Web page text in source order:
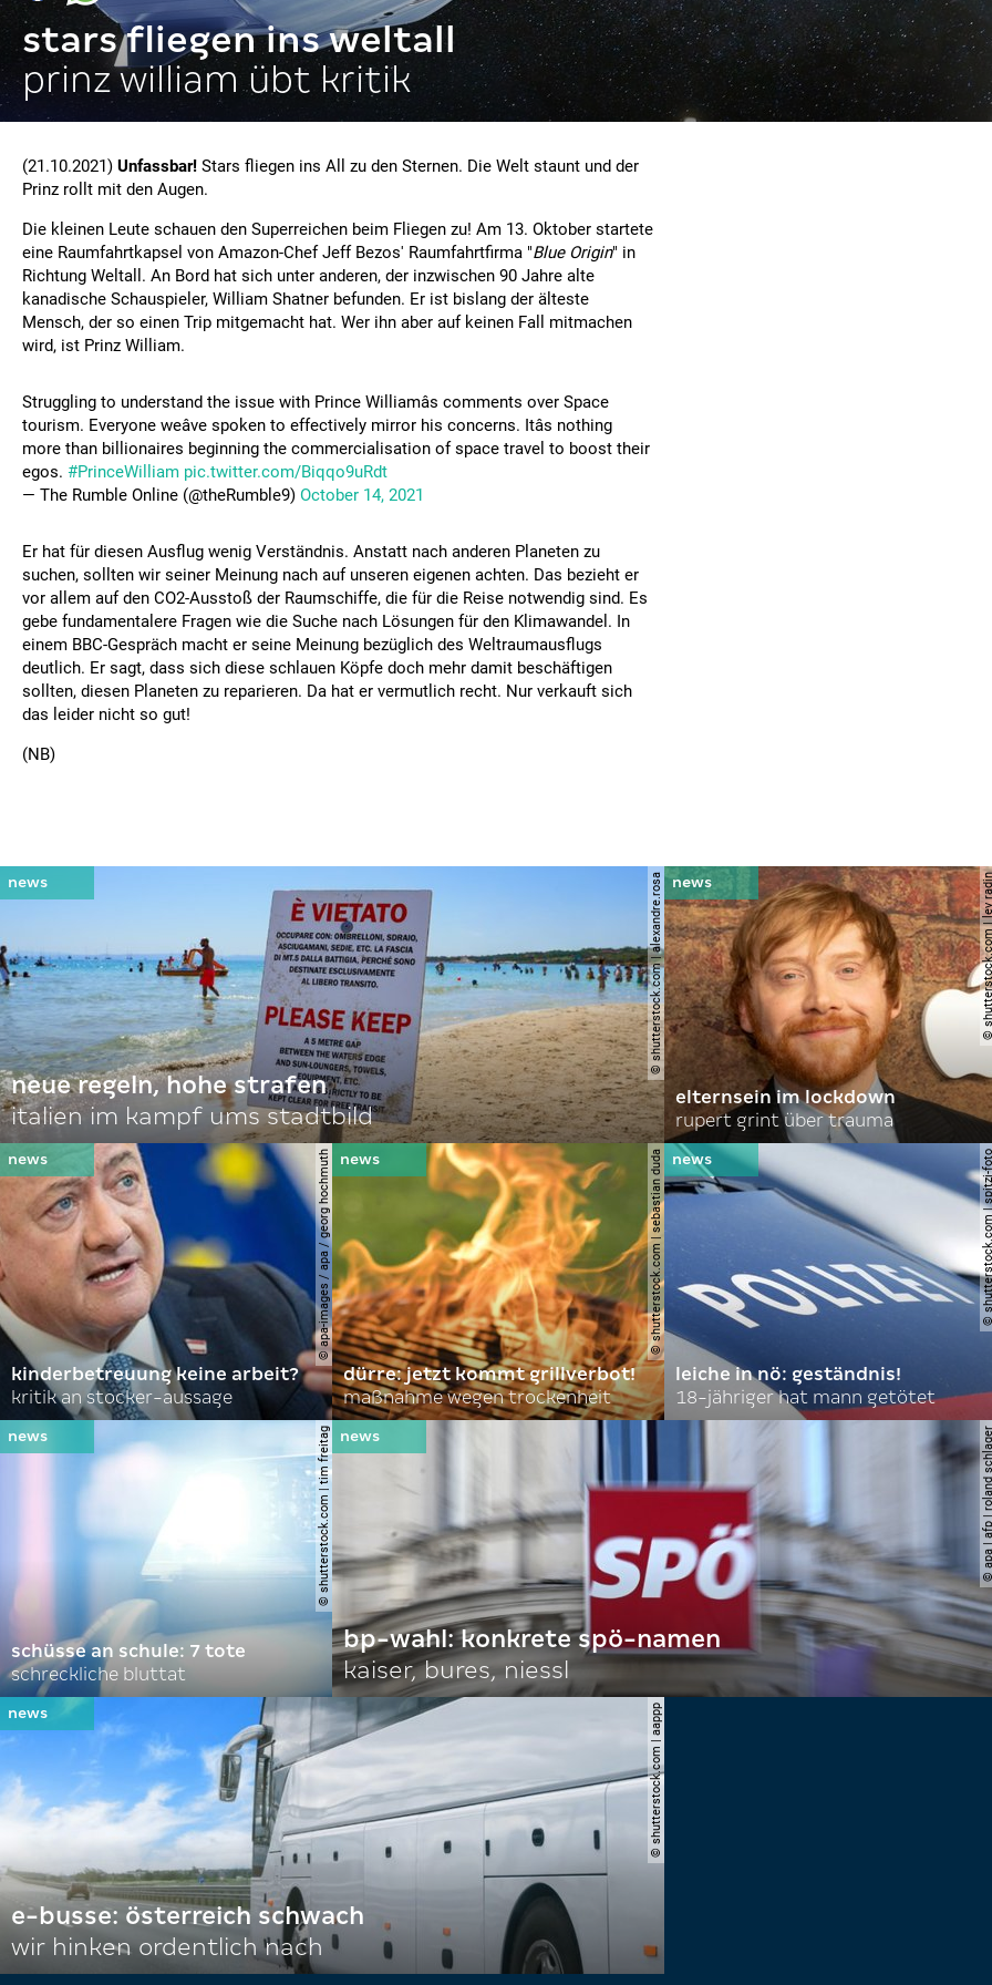
stars fliegen ins weltall
prinz william übt kritik
(21.10.2021) Unfassbar! Stars fliegen ins All zu den Sternen. Die Welt staunt und der
Prinz rollt mit den Augen.
Die kleinen Leute schauen den Superreichen beim Fliegen zu! Am 13. Oktober startete
eine Raumfahrtkapsel von Amazon-Chef Jeff Bezos' Raumfahrtfirma "Blue Origin" in
Richtung Weltall. An Bord hat sich unter anderen, der inzwischen 90 Jahre alte
kanadische Schauspieler, William Shatner befunden. Er ist bislang der älteste
Mensch, der so einen Trip mitgemacht hat. Wer ihn aber auf keinen Fall mitmachen
wird, ist Prinz William.
Struggling to understand the issue with Prince Williamâs comments over Space
tourism. Everyone weâve spoken to effectively mirror his concerns. Itâs nothing
more than billionaires beginning the commercialisation of space travel to boost their
egos. #PrinceWilliam pic.twitter.com/Biqqo9uRdt
— The Rumble Online (@theRumble9) October 14, 2021
Er hat für diesen Ausflug wenig Verständnis. Anstatt nach anderen Planeten zu
suchen, sollten wir seiner Meinung nach auf unseren eigenen achten. Das bezieht er
vor allem auf den CO2-Ausstoß der Raumschiffe, die für die Reise notwendig sind. Es
gebe fundamentalere Fragen wie die Suche nach Lösungen für den Klimawandel. In
einem BBC-Gespräch macht er seine Meinung bezüglich des Weltraumausflugs
deutlich. Er sagt, dass sich diese schlauen Köpfe doch mehr damit beschäftigen
sollten, diesen Planeten zu reparieren. Da hat er vermutlich recht. Nur verkauft sich
das leider nicht so gut!
(NB)
© shutterstock.com | alexandre.rosa
neue regeln, hohe strafen
italien im kampf ums stadtbild
©
elternsein im lockdown
rupert grint über trauma
© apa-images / apa / georg hochmuth
kinderbetreuung keine arbeit?
kritik an stocker-aussage
© shutterstock.com | sebastian duda
dürre: jetzt kommt grillverbot!
maßnahme wegen trockenheit
©
leiche in nö: geständnis!
18-jähriger hat mann getötet
© shutterstock.com | tim freitag
schüsse an schule: 7 tote
schreckliche bluttat
© apa | afp |
bp-wahl: konkrete spö-namen
kaiser, bures, niessl
© shutterstock.com | aappp
e-busse: österreich schwach
wir hinken ordentlich nach